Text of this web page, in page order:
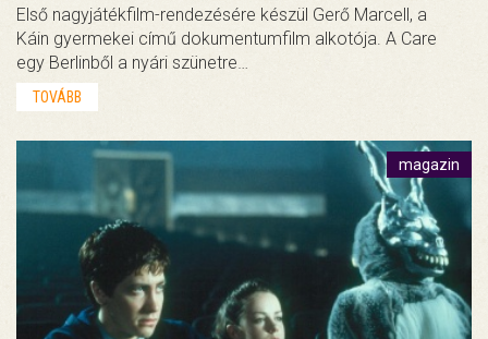
Első nagyjátékfilm-rendezésére készül Gerő Marcell, a
Káin gyermekei című dokumentumfilm alkotója. A Care
egy Berlinből a nyári szünetre…
TOVÁBB
magazin